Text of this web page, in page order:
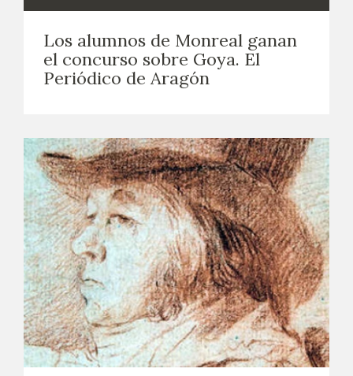
Los alumnos de Monreal ganan
el concurso sobre Goya. El
Periódico de Aragón